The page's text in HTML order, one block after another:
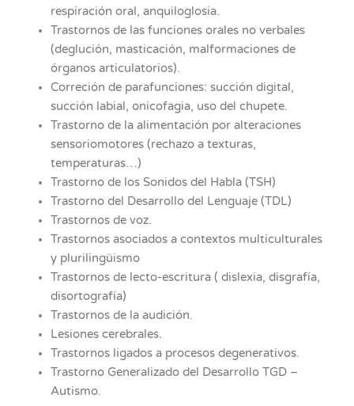
respiración oral, anquiloglosia.
Trastornos de las funciones orales no verbales
(deglución, masticación, malformaciones de
órganos articulatorios).
Correción de parafunciones: succión digital,
succión labial, onicofagia, uso del chupete.
Trastorno de la alimentación por alteraciones
sensoriomotores (rechazo a texturas,
temperaturas…)
Trastorno de los Sonidos del Habla (TSH)
Trastorno del Desarrollo del Lenguaje (TDL)
Trastornos de voz.
Trastornos asociados a contextos multiculturales
y plurilingüismo
Trastornos de lecto-escritura ( dislexia, disgrafía,
disortografía)
Trastornos de la audición.
Lesiones cerebrales.
Trastornos ligados a procesos degenerativos.
Trastorno Generalizado del Desarrollo TGD –
Autismo.